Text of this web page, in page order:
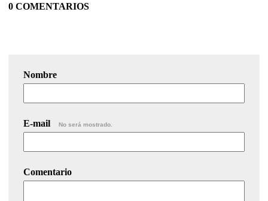
0 COMENTARIOS
Nombre
E-mail No será mostrado.
Comentario